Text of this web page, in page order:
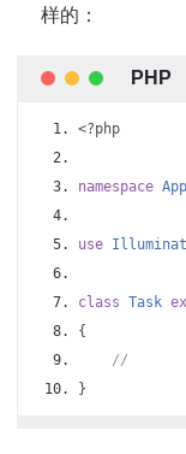
样的：
<?php
namespace App
use
class Task
{
//
}